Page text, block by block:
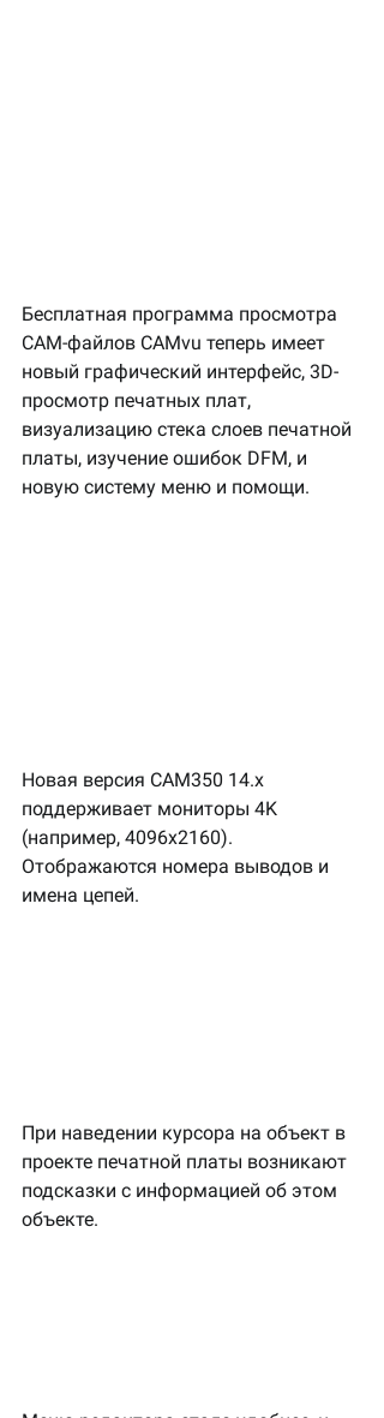
Бесплатная программа просмотра
CAM-файлов CAMvu теперь имеет
новый графический интерфейс, 3D-
просмотр печатных плат,
визуализацию стека слоев печатной
платы, изучение ошибок DFM, и
новую систему меню и помощи.
Новая версия CAM350 14.x
поддерживает мониторы 4K
(например, 4096x2160).
Отображаются номера выводов и
имена цепей.
При наведении курсора на объект в
проекте печатной платы возникают
подсказки с информацией об этом
объекте.